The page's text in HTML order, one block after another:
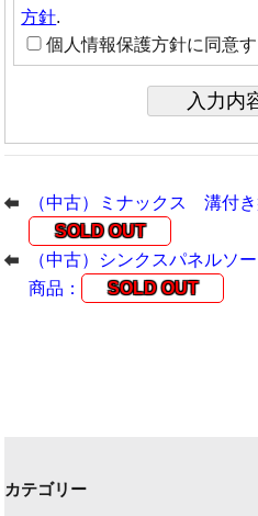
方針.
個人情報保護方針に同意す
（中古）ミナックス 溝付
SOLD OUT
（中古）シンクスパネル
商品：
SOLD OUT
カテゴリー